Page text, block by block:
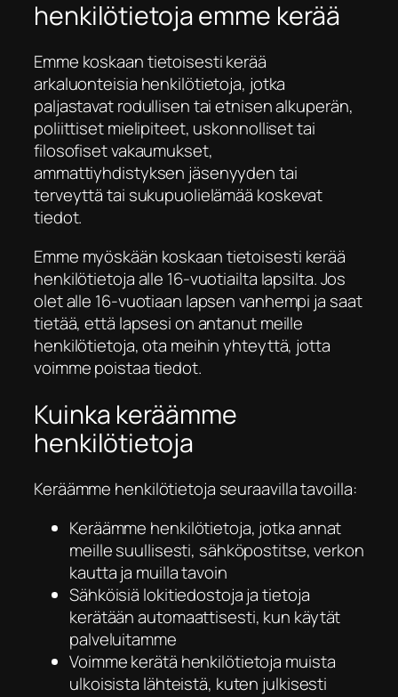
henkilötietoja emme kerää
Emme koskaan tietoisesti kerää
arkaluonteisia henkilötietoja, jotka
paljastavat rodullisen tai etnisen alkuperän,
poliittiset mielipiteet, uskonnolliset tai
filosofiset vakaumukset,
ammattiyhdistyksen jäsenyyden tai
terveyttä tai sukupuolielämää koskevat
tiedot.
Emme myöskään koskaan tietoisesti kerää
henkilötietoja alle 16-vuotiailta lapsilta. Jos
olet alle 16-vuotiaan lapsen vanhempi ja saat
tietää, että lapsesi on antanut meille
henkilötietoja, ota meihin yhteyttä, jotta
voimme poistaa tiedot.
Kuinka keräämme
henkilötietoja
Keräämme henkilötietoja seuraavilla tavoilla:
Keräämme henkilötietoja, jotka annat
meille suullisesti, sähköpostitse, verkon
kautta ja muilla tavoin
Sähköisiä lokitiedostoja ja tietoja
kerätään automaattisesti, kun käytät
palveluitamme
Voimme kerätä henkilötietoja muista
ulkoisista lähteistä, kuten julkisesti